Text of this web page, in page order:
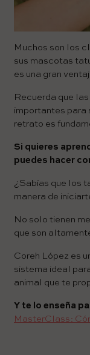
Muchos son los
sus mascotas
es una gran
Recuerda que
importantes para
retrato es
Si quieres
puedes hacer
¿Sabías que los
manera de
No solo tienen
que son
Coreh López es
sistema ideal
animal que te
Y te lo enseña
MasterClass: